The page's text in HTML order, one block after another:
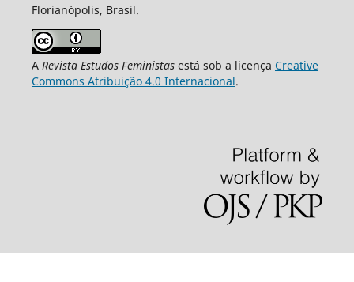
Florianópolis, Brasil.
A Revista Estudos Feministasestá sob a licença Creative
Commons Atribuição 4.0 Internacional.